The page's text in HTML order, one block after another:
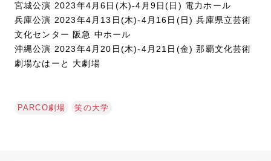
宮城公演 2023年4月6日(木)-4月9日(日) 電力ホール
兵庫公演 2023年4月13日(木)-4月16日(日) 兵庫県立芸術
文化センター 阪急 中ホール
沖縄公演 2023年4月20日(木)-4月21日(金) 那覇文化芸術
劇場なはーと 大劇場
PARCO劇場 笑の大学